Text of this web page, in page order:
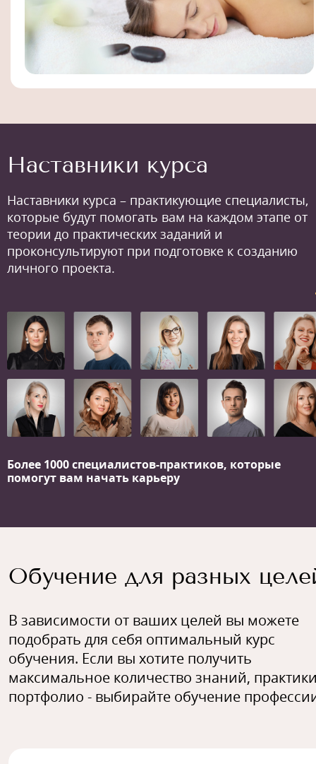
Наставники курса
Наставники курса – практикующие специалисты,
которые будут помогать вам на каждом этапе от
теории до практических заданий и
проконсультируют при подготовке к созданию
личного проекта.
Более 1000 специалистов-практиков, которые
помогут вам начать карьеру
Обучение для разных
В зависимости от ваших целей вы можете
подобрать для себя оптимальный курс
обучения. Если вы хотите получить
максимальное количество знаний,
портфолио - выбирайте обучение